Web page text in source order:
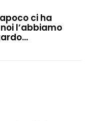
ci ha
l’abbiamo